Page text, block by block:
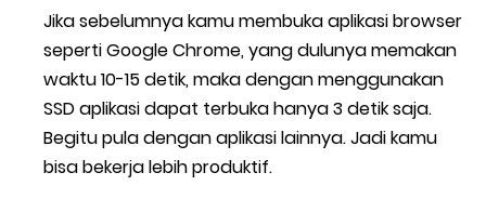
Jika sebelumnya kamu membuka aplikasi browser
seperti Google Chrome, yang dulunya memakan
waktu 10-15 detik, maka dengan menggunakan
SSD aplikasi dapat terbuka hanya 3 detik saja.
Begitu pula dengan aplikasi lainnya. Jadi kamu
bisa bekerja lebih produktif.